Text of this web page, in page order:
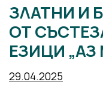
ЗЛАТНИ И
ОТ
ЕЗИЦИ „АЗ
29.04.2025